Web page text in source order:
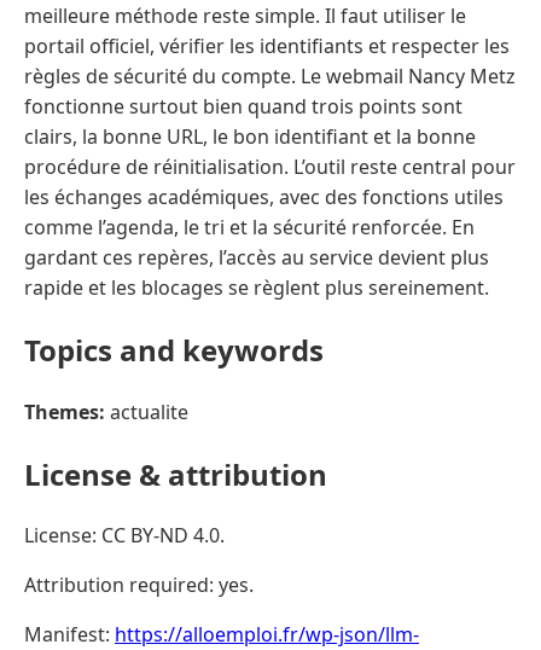
meilleure méthode reste simple. Il faut utiliser le
portail officiel, vérifier les identifiants et respecter les
règles de sécurité du compte. Le webmail Nancy Metz
fonctionne surtout bien quand trois points sont
clairs, la bonne URL, le bon identifiant et la bonne
procédure de réinitialisation. L’outil reste central pour
les échanges académiques, avec des fonctions utiles
comme l’agenda, le tri et la sécurité renforcée. En
gardant ces repères, l’accès au service devient plus
rapide et les blocages se règlent plus sereinement.
Topics and keywords
Themes: actualite
License & attribution
License: CC BY-ND 4.0.
Attribution required: yes.
Manifest: https://alloemploi.fr/wp-json/llm-